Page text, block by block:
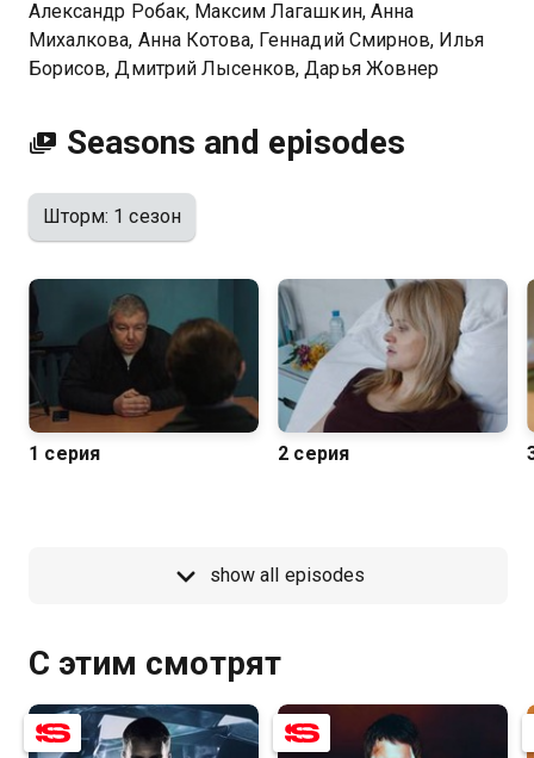
Александр Робак, Максим Лагашкин, Анна
Михалкова, Анна Котова, Геннадий Смирнов, Илья
Борисов, Дмитрий Лысенков, Дарья Жовнер
Seasons and episodes
Шторм: 1 сезон
1 серия 2 серия
show all episodes
С этим смотрят